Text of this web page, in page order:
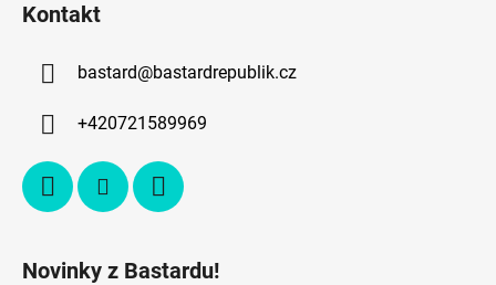
Kontakt
bastard@bastardrepublik.cz
+420721589969
Novinky z Bastardu!